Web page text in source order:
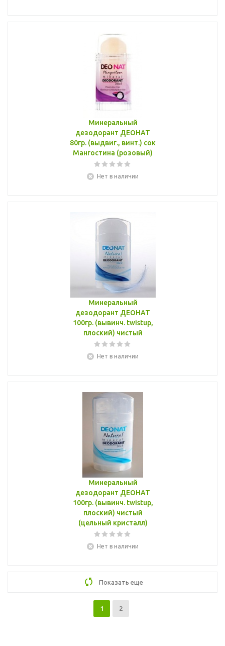
Минеральный
дезодорант ДЕОНАТ
80гр. (выдвиг., винт.) сок
Мангостина (розовый)
Нет в наличии
Минеральный
дезодорант ДЕОНАТ
100гр. (вывинч. twistup,
плоский) чистый
Нет в наличии
Минеральный
дезодорант ДЕОНАТ
100гр. (вывинч. twistup,
плоский) чистый
(цельный кристалл)
Нет в наличии
Показать еще
1 2